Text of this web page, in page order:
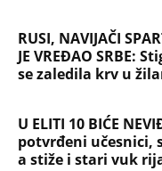
RUSI, NAVIJAČI
JE VREĐAO SRBE:
se zaledila krv u
U ELITI 10 BIĆE
potvrđeni učesnici,
a stiže i stari vuk